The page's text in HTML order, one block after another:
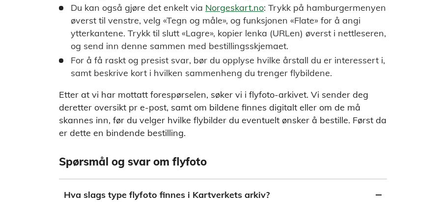
Du kan også gjøre det enkelt via Norgeskart.no: Trykk på hamburgermenyen
øverst til venstre, velg «Tegn og måle», og funksjonen «Flate» for å angi
ytterkantene. Trykk til slutt «Lagre», kopier lenka (URLen) øverst i nettleseren,
og send inn denne sammen med bestillingsskjemaet.
For å få raskt og presist svar, bør du opplyse hvilke årstall du er interessert i,
samt beskrive kort i hvilken sammenheng du trenger flybildene.
Etter at vi har mottatt forespørselen, søker vi i flyfoto-arkivet. Vi sender deg
deretter oversikt pr e-post, samt om bildene finnes digitalt eller om de må
skannes inn, før du velger hvilke flybilder du eventuelt ønsker å bestille. Først da
er dette en bindende bestilling.
Spørsmål og svar om flyfoto
Hva slags type flyfoto finnes i Kartverkets arkiv?